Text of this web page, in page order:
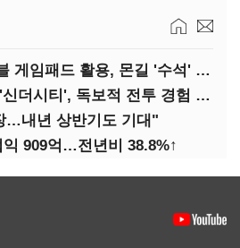
(지스타2025)넷마블 게임패드 활용, 몬길 '수석' 7대죄 '차석'
(지스타2025)엔씨 '신더시티', 독보적 전투 경험 필요
…내년 상반기도 기대"
909억…전년비 38.8%↑